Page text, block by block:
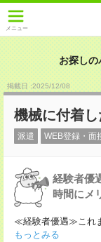
メニュー
お探しの
掲載日 :2025/12/08
機械に付着
派遣 WEB登録・面
経験者優
時間にメ
≪経験者優遇≫これ
もっとみる